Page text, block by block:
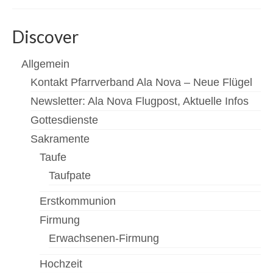
Discover
Allgemein
Kontakt Pfarrverband Ala Nova – Neue Flügel
Newsletter: Ala Nova Flugpost, Aktuelle Infos
Gottesdienste
Sakramente
Taufe
Taufpate
Erstkommunion
Firmung
Erwachsenen-Firmung
Hochzeit